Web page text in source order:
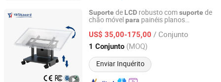
Suporte de LCD robusto comsuporte de
chão móvelpara painéis planos
US$ 35,00-175,00 / Conjunto
1 Conjunto (MOQ)
Enviar Inquérito
Hangzhou Yatal technology Co., Ltd.
Zhejiang, China Desde 2024